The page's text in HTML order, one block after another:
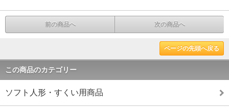
前の商品へ 次の商品へ
ページの先頭へ戻る
この商品のカテゴリー
ソフト人形・すくい用商品